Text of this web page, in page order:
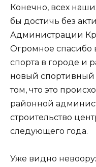
Конечно, всех
бы достичь без
Администрации
Огромное спасибо
спорта в городе и
новый спортивный
том, что это
районной
строительство
следующего года.
Уже видно